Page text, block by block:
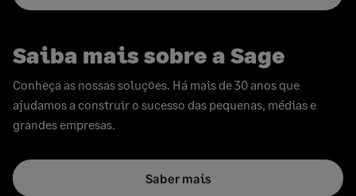
Saiba mais sobre a Sage
Conheça as nossas soluções. Há mais de 30 anos que
ajudamos a construir o sucesso das pequenas, médias e
grandes empresas.
Saber mais